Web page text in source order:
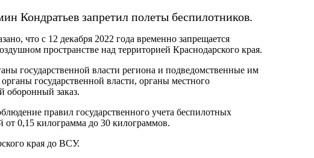
Кондратьев запретил полеты беспилотников.
что с 12 декабря 2022 года временно запрещается
пространстве над территорией Краснодарского края.
государственной власти региона и подведомственные им
государственной власти, органы местного
оборонный заказ.
правил государственного учета беспилотных
от 0,15 килограмма до 30 килограммов.
края до ВСУ.